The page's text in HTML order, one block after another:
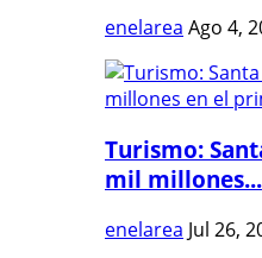
enelarea Ago 4,
Turismo:
mil millones...
enelarea Jul 26,